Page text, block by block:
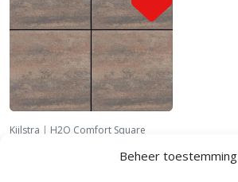
Beheer toestemming
Kijlstra | H2O Comfort Square
H2O Comfort Square 60x60